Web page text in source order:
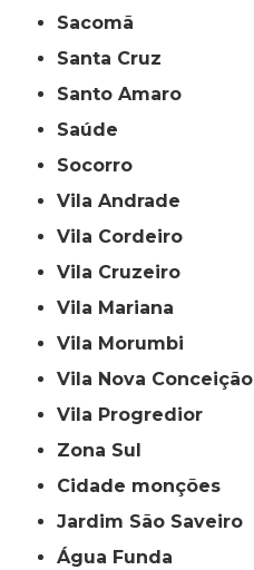
Sacomã
Santa Cruz
Santo Amaro
Saúde
Socorro
Vila Andrade
Vila Cordeiro
Vila Cruzeiro
Vila Mariana
Vila Morumbi
Vila Nova Conceição
Vila Progredior
Zona Sul
cidade monções
jardim São Saveiro
Água Funda